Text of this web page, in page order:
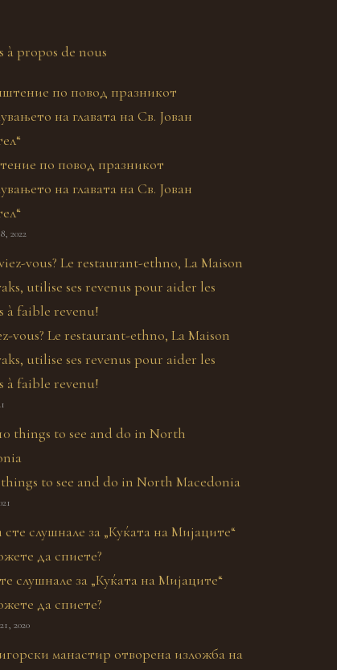
à propos de nous
по повод празникот
на главата на Св. Јован
2022
vous? Le restaurant-ethno, La Maison
utilise ses revenus pour aider les
à faible revenu!
to see and do in North Macedonia
слушнале за „Куќата на Мијаците“
да спиете?
2020